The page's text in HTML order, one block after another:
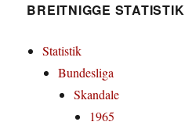
BREITNIGGE STATISTIK
Statistik
Bundesliga
Skandale
1965